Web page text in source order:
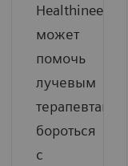
Healthineers
может
помочь
лучевым
терапевтам
бороться
с